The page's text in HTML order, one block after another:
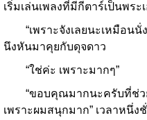
เริ่มเล่นเพลงที่มีกีตาร์เป็นพระ
“เพราะจังเลยนะเหมือนนั่ง
นึงหันมาคุยกับดุจดาว
“ใช่ค่ะ เพราะมากๆ”
“ขอบคุณมากนะครับที่ช่วย
เพราะผมสนุกมาก” เวลาหนึ่ง